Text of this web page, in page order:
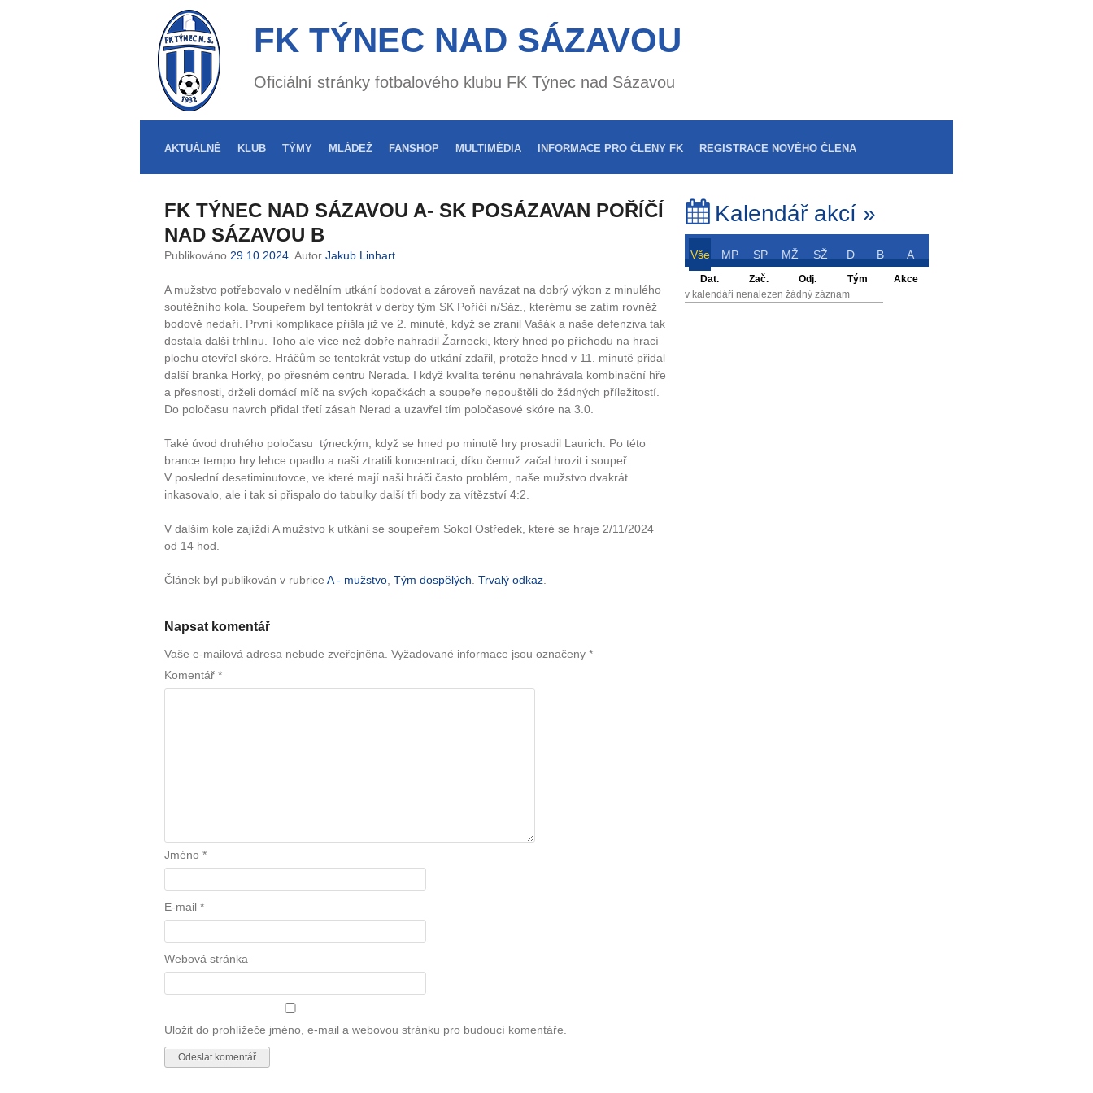
FK TÝNEC NAD SÁZAVOU
Oficiální stránky fotbalového klubu FK Týnec nad Sázavou
AKTUÁLNĚ KLUB TÝMY MLÁDEŽ FANSHOP MULTIMÉDIA INFORMACE PRO ČLENY FK REGISTRACE NOVÉHO ČLENA
FK TÝNEC NAD SÁZAVOU A- SK POSÁZAVAN POŘÍČÍ
NAD SÁZAVOU B
Publikováno 29.10.2024 . Autor Jakub Linhart
A mužstvo potřebovalo v nedělním utkání bodovat a zároveň navázat na dobrý výkon z minulého
soutěžního kola. Soupeřem byl tentokrát v derby tým SK Poříčí n/Sáz., kterému se zatím rovněž
bodově nedaří. První komplikace přišla již ve 2. minutě, když se zranil Vašák a naše defenziva tak
dostala další trhlinu. Toho ale více než dobře nahradil Žarnecki, který hned po příchodu na hrací
plochu otevřel skóre. Hráčům se tentokrát vstup do utkání zdařil, protože hned v 11. minutě přidal
další branka Horký, po přesném centru Nerada. I když kvalita terénu nenahrávala kombinační hře
a přesnosti, drželi domácí míč na svých kopačkách a soupeře nepouštěli do žádných příležitostí.
Do poločasu navrch přidal třetí zásah Nerad a uzavřel tím poločasové skóre na 3.0.
Také úvod druhého poločasu týneckým, když se hned po minutě hry prosadil Laurich. Po této
brance tempo hry lehce opadlo a naši ztratili koncentraci, díku čemuž začal hrozit i soupeř.
V poslední desetiminutovce, ve které mají naši hráči často problém, naše mužstvo dvakrát
inkasovalo, ale i tak si přispalo do tabulky další tři body za vítězství 4:2.
V dalším kole zajíždí A mužstvo k utkání se soupeřem Sokol Ostředek, které se hraje 2/11/2024
od 14 hod.
Článek byl publikován v rubrice A - mužstvo Tým dospělých Trvalý odkaz
Napsat komentář
Vaše e-mailová adresa nebude zveřejněna. Vyžadované informace jsou označeny *
Komentář *
Jméno *
E-mail *
Webová stránka
Uložit do prohlížeče jméno, e-mail a webovou stránku pro budoucí komentáře.
Kalendář akcí »
Vše MP SP MŽ SŽ D B A
Dat. Zač. Odj. Tým
Akce
v kalendáři nenalezen žádný záznam